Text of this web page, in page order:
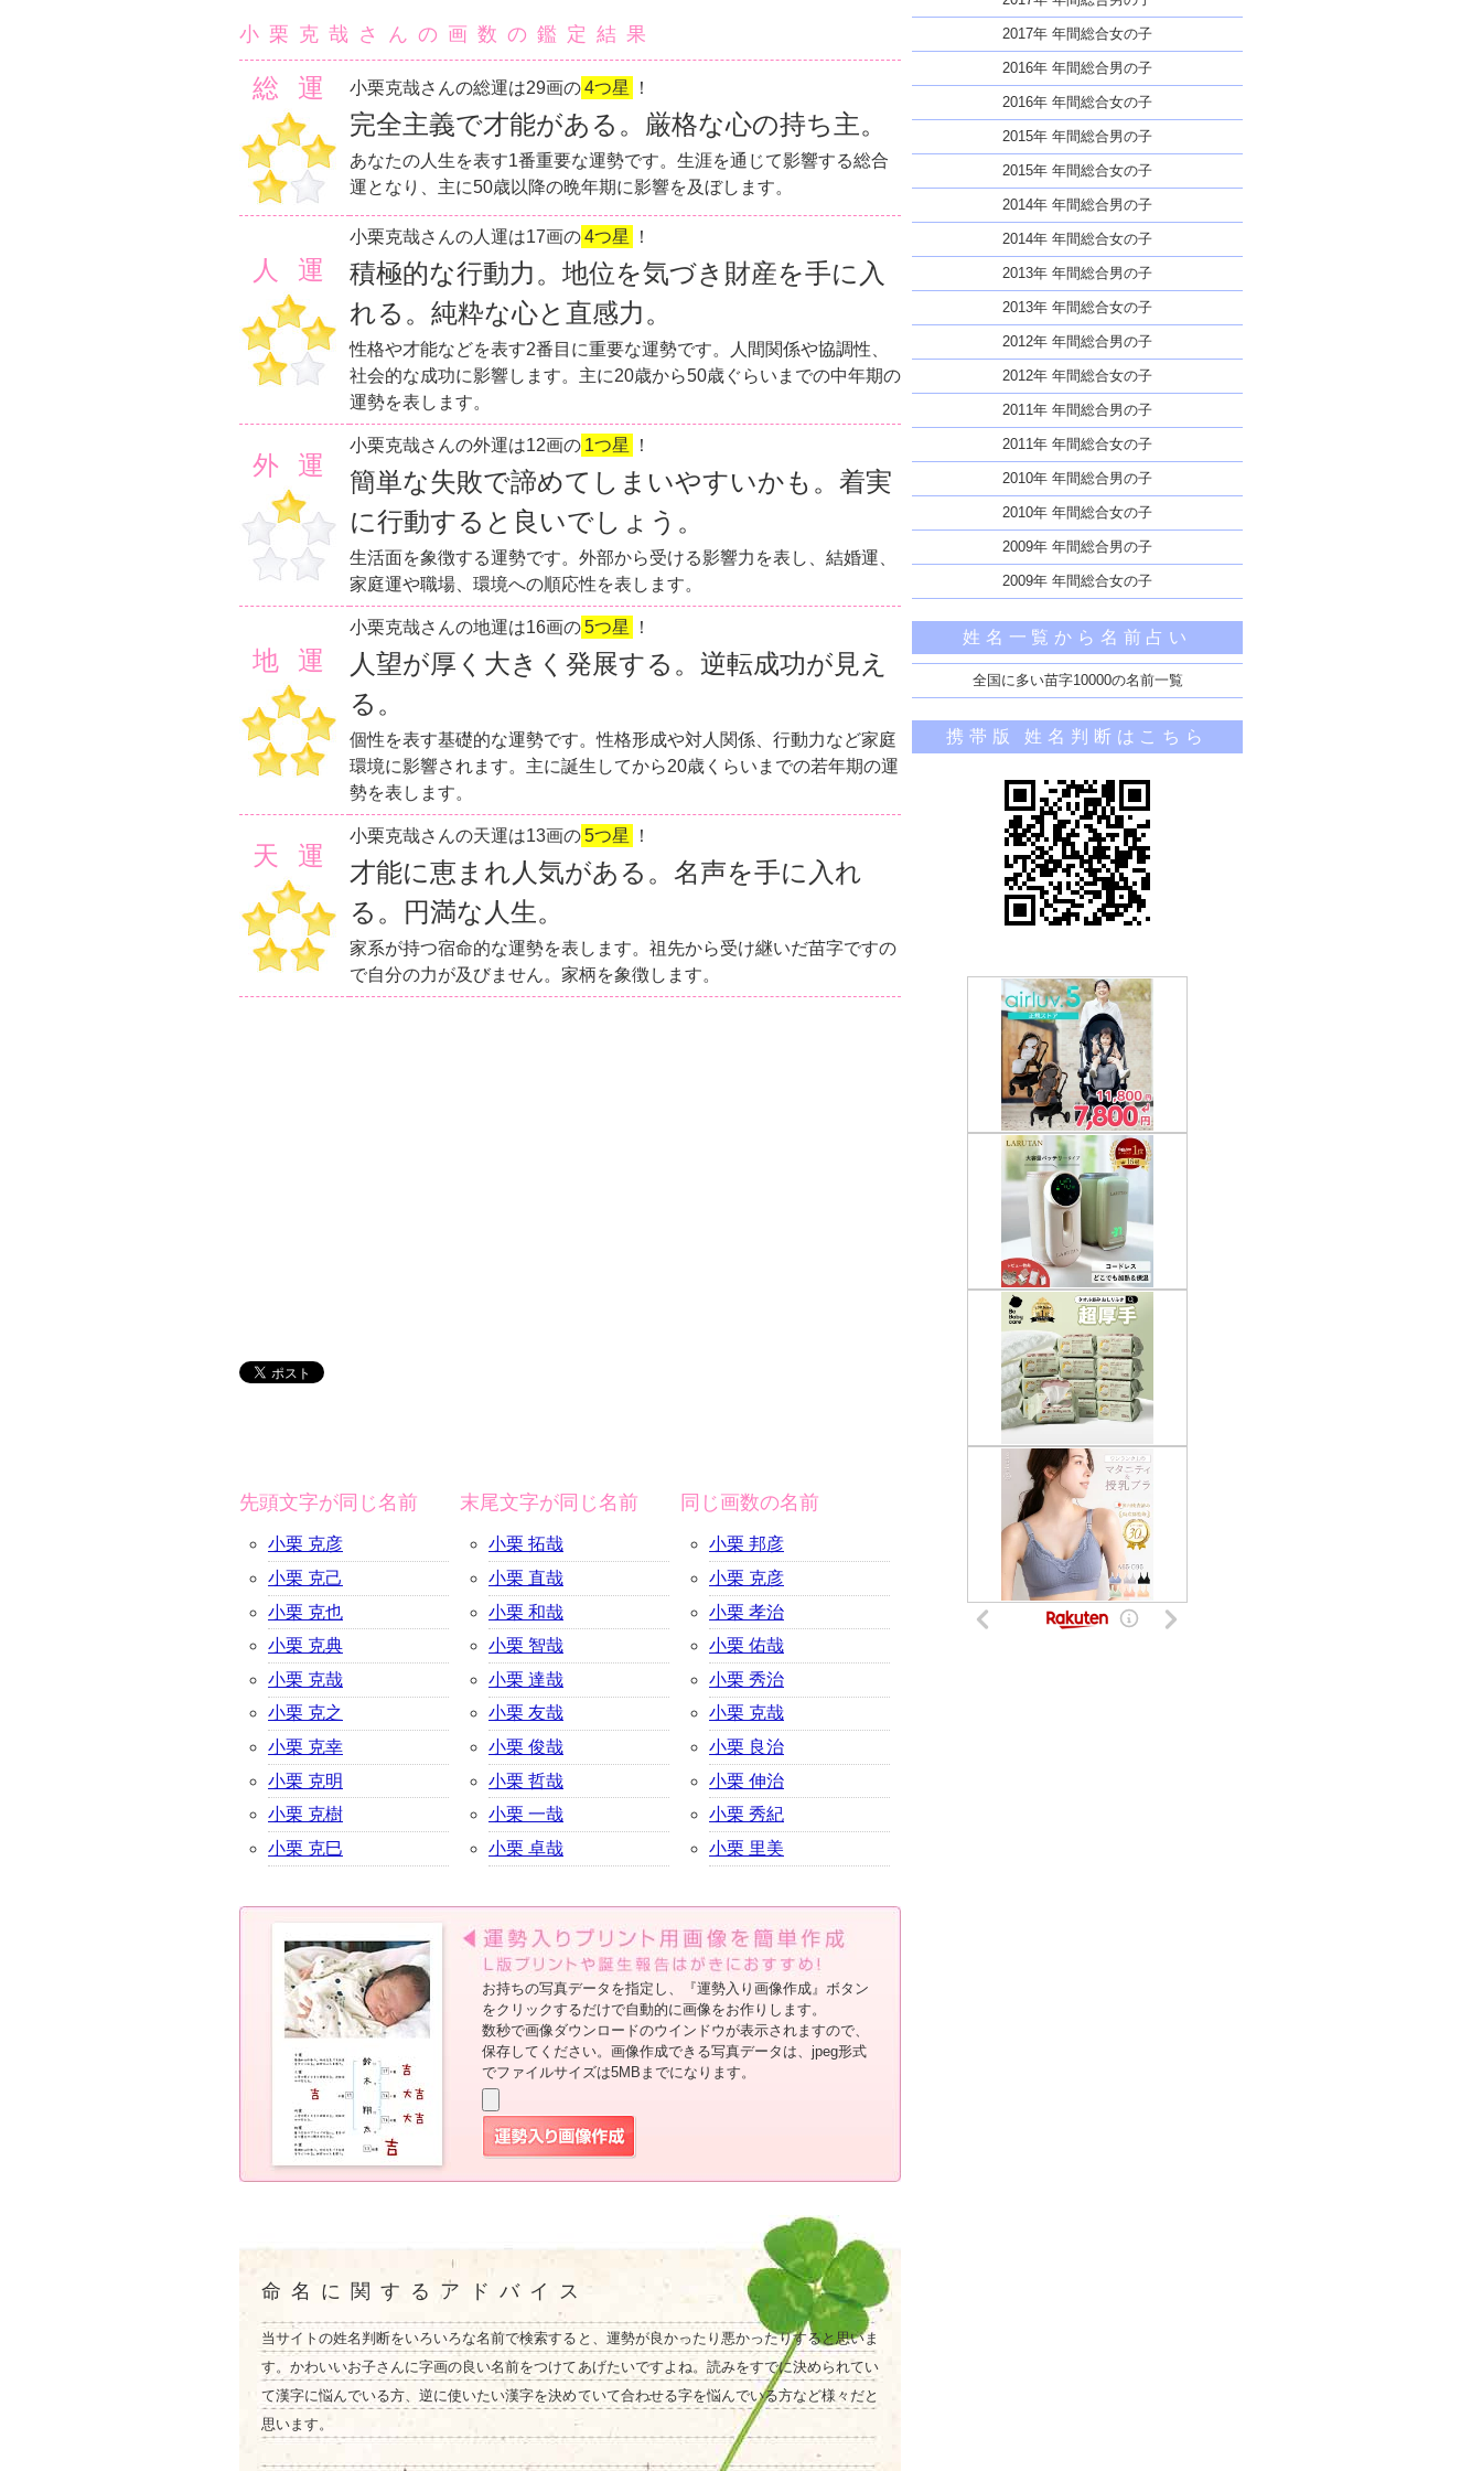
小栗克哉さんの画数の鑑定結果
総運 小栗克哉さんの総運は29画の4つ星 ！
完全主義で才能がある。厳格な心の持ち主。
あなたの人生を表す1番重要な運勢です。生涯を通じて影響する総合
運となり、主に50歳以降の晩年期に影響を及ぼします。
人運
小栗克哉さんの人運は17画の4つ星 ！
積極的な行動力。地位を気づき財産を手に入
れる。純粋な心と直感力。
性格や才能などを表す2番目に重要な運勢です。人間関係や協調性、
社会的な成功に影響します。主に20歳から50歳ぐらいまでの中年期の
運勢を表します。
外運
小栗克哉さんの外運は12画の 1つ星 ！
簡単な失敗で諦めてしまいやすいかも。着実
に行動すると良いでしょう。
生活面を象徴する運勢です。外部から受ける影響力を表し、結婚運、
家庭運や職場、環境への順応性を表します。
地運
小栗克哉さんの地運は16画の5つ星 ！
人望が厚く大きく発展する。逆転成功が見え
る。
個性を表す基礎的な運勢です。性格形成や対人関係、行動力など家庭
環境に影響されます。主に誕生してから20歳くらいまでの若年期の運
勢を表します。
天運
小栗克哉さんの天運は13画の5つ星 ！
才能に恵まれ人気がある。名声を手に入れ
る。円満な人生。
家系が持つ宿命的な運勢を表します。祖先から受け継いだ苗字ですの
で自分の力が及びません。家柄を象徴します。
先頭文字が同じ名前
小栗 克彦
小栗 克己
小栗 克也
小栗 克典
小栗 克哉
小栗 克之
小栗 克幸
小栗 克明
小栗 克樹
小栗 克巳
末尾文字が同じ名前
小栗 拓哉
小栗 直哉
小栗 和哉
小栗 智哉
小栗 達哉
小栗 友哉
小栗 俊哉
小栗 哲哉
小栗 一哉
小栗 卓哉
同じ画数の名前
小栗 邦彦
小栗 克彦
小栗 孝治
小栗 佑哉
小栗 秀治
小栗 克哉
小栗 良治
小栗 伸治
小栗 秀紀
小栗 里美
お持ちの写真データを指定し、『運勢入り画像作成』ボタン
をクリックするだけで自動的に画像をお作りします。
数秒で画像ダウンロードのウインドウが表示されますので、
保存してください。画像作成できる写真データは、jpeg形式
でファイルサイズは5MBまでになります。
命名に関するアドバイス
当サイトの姓名判断をいろいろな名前で検索すると、運勢が良かったり悪かったりすると思いま
す。かわいいお子さんに字画の良い名前をつけてあげたいですよね。読みをすでに決められてい
て漢字に悩んでいる方、逆に使いたい漢字を決めていて合わせる字を悩んでいる方など様々だと
思います。
2017年 年間総合女の子
2016年 年間総合男の子
2016年 年間総合女の子
2015年 年間総合男の子
2015年 年間総合女の子
2014年 年間総合男の子
2014年 年間総合女の子
2013年 年間総合男の子
2013年 年間総合女の子
2012年 年間総合男の子
2012年 年間総合女の子
2011年 年間総合男の子
2011年 年間総合女の子
2010年 年間総合男の子
2010年 年間総合女の子
2009年 年間総合男の子
2009年 年間総合女の子
姓名一覧から名前占い
全国に多い苗字10000の名前一覧
携帯版 姓名判断はこちら